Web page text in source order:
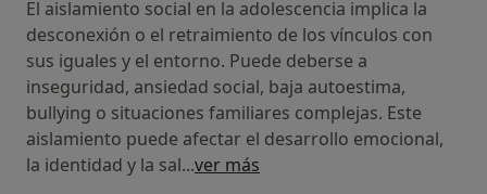
reajustar con un impacto en estas tres
dimensiones:
- Tú relación contigo
Autoconocimiento y escucha interna
Reconocimiento de emociones, necesidades y
El aislamiento social en la adolescencia implica la
desconexión o el retraimiento de los vínculos con
sus iguales y el entorno. Puede deberse a
inseguridad, ansiedad social, baja autoestima,
bullying o situaciones familiares complejas. Este
aislamiento puede afectar el desarrollo emocional,
la identidad y la sal...ver más